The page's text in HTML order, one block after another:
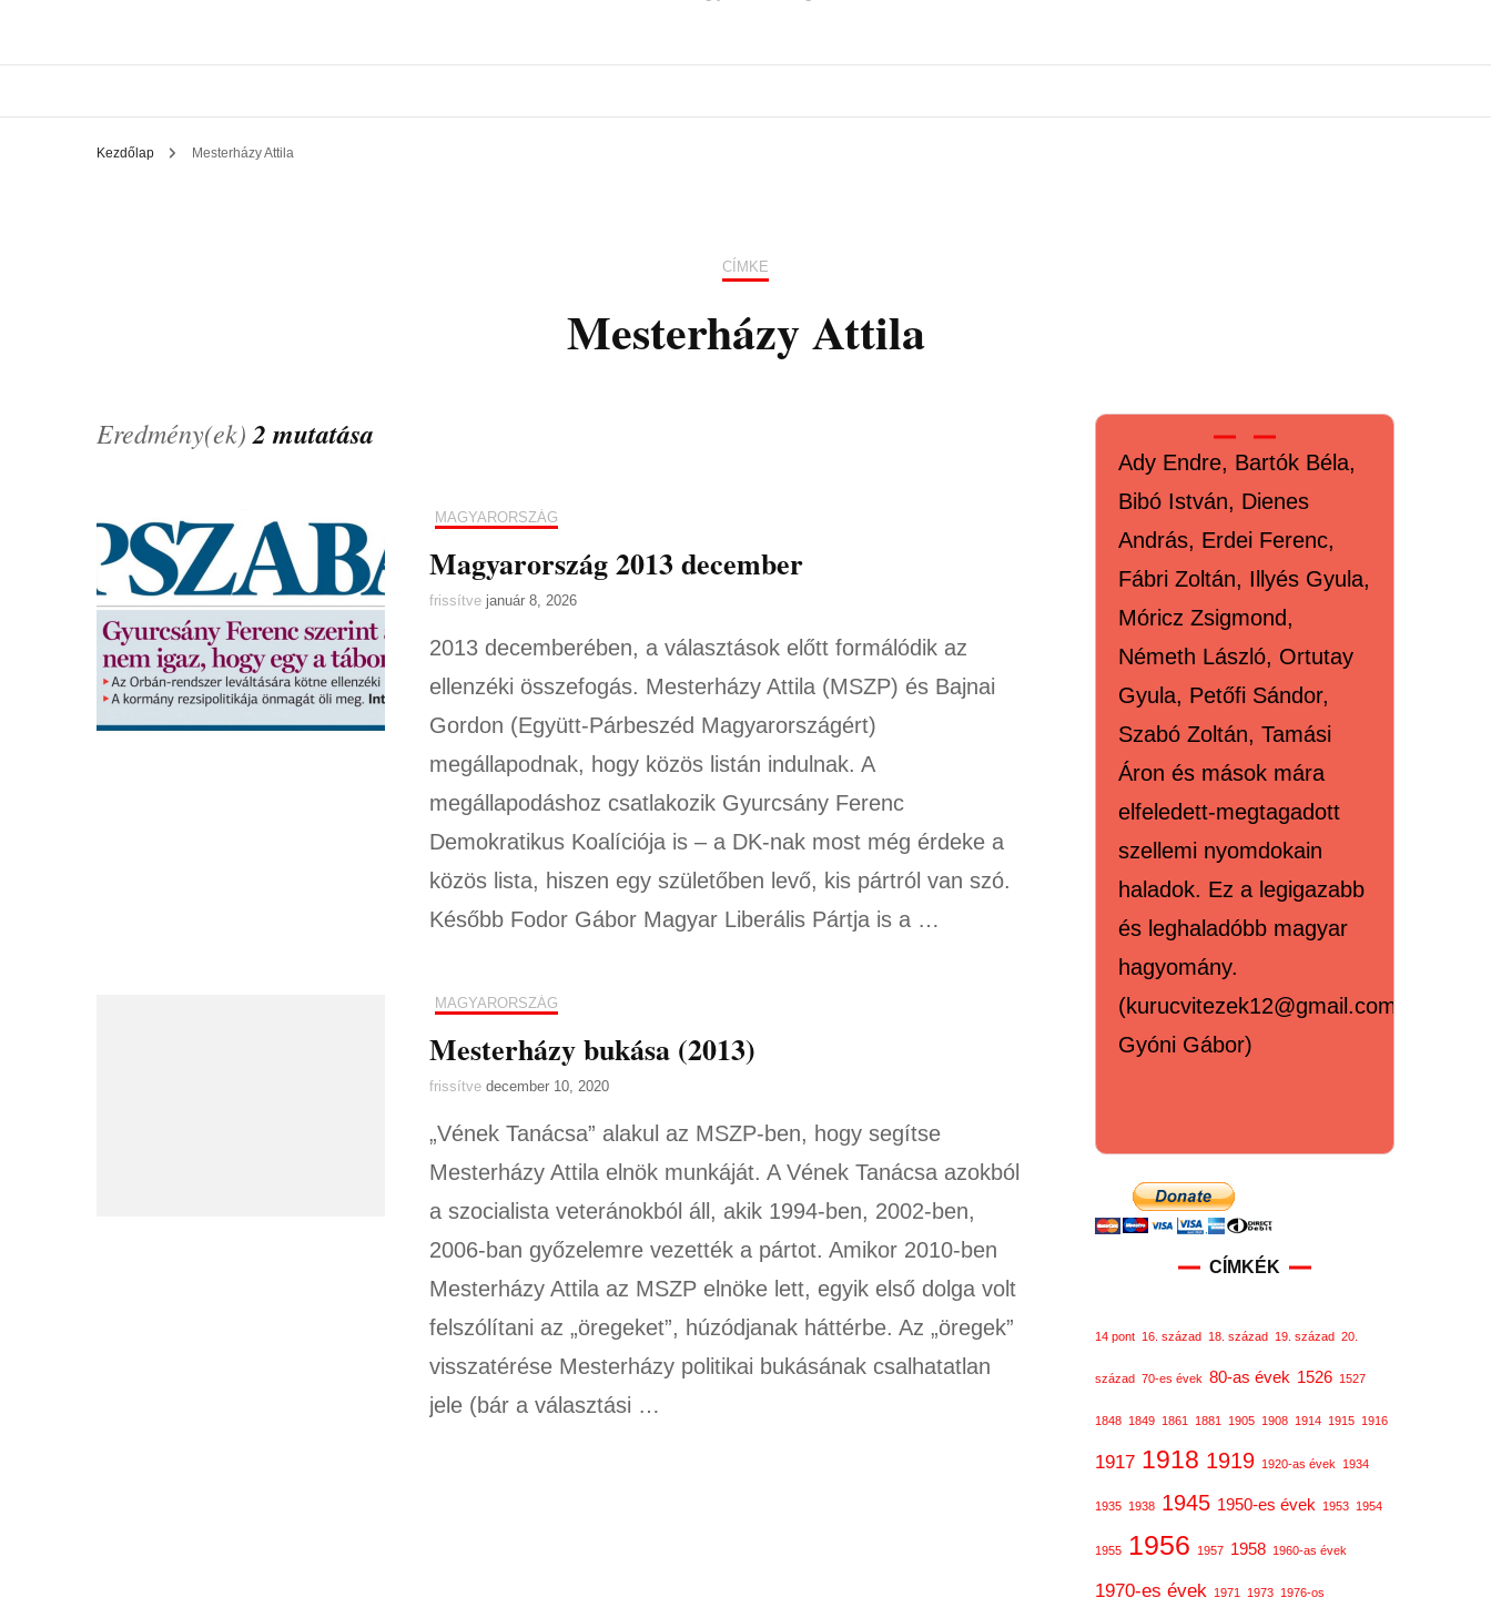
Kezdőlap Mesterházy Attila
CÍMKE
Mesterházy Attila
Eredmény(ek) 2 mutatása
MAGYARORSZÁG
Magyarország 2013 december
frissítve január 8, 2026
2013 decemberében, a választások előtt formálódik az
ellenzéki összefogás. Mesterházy Attila (MSZP) és Bajnai
Gordon (Együtt-Párbeszéd Magyarországért)
megállapodnak, hogy közös listán indulnak. A
megállapodáshoz csatlakozik Gyurcsány Ferenc
Demokratikus Koalíciója is – a DK-nak most még érdeke a
közös lista, hiszen egy születőben levő, kis pártról van szó.
Később Fodor Gábor Magyar Liberális Pártja is a …
MAGYARORSZÁG
Mesterházy bukása (2013)
frissítve december 10, 2020
„Vének Tanácsa” alakul az MSZP-ben, hogy segítse
Mesterházy Attila elnök munkáját. A Vének Tanácsa azokból
a szocialista veteránokból áll, akik 1994-ben, 2002-ben,
2006-ban győzelemre vezették a pártot. Amikor 2010-ben
Mesterházy Attila az MSZP elnöke lett, egyik első dolga volt
felszólítani az „öregeket”, húzódjanak háttérbe. Az „öregek”
visszatérése Mesterházy politikai bukásának csalhatatlan
jele (bár a választási …
Ady Endre, Bartók Béla,
Bibó István, Dienes
András, Erdei Ferenc,
Fábri Zoltán, Illyés Gyula,
Móricz Zsigmond,
Németh László, Ortutay
Gyula, Petőfi Sándor,
Szabó Zoltán, Tamási
Áron és mások mára
elfeledett-megtagadott
szellemi nyomdokain
haladok. Ez a legigazabb
és leghaladóbb magyar
hagyomány.
(kurucvitezek12@gmail.com,
Gyóni Gábor)
CÍMKÉK
14 pont 16. század 18. század 19. század 20.
század 70-es évek 80-as évek 1526 1527
1848 1849 1861 1881 1905 1908 1914 1915 1916
1917 1918 1919 1920-as évek 1934
1935 1938 1945 1950-es évek 1953 1954
1955 1956 1957 1958 1960-as évek
1970-es évek 1971 1973 1976-os